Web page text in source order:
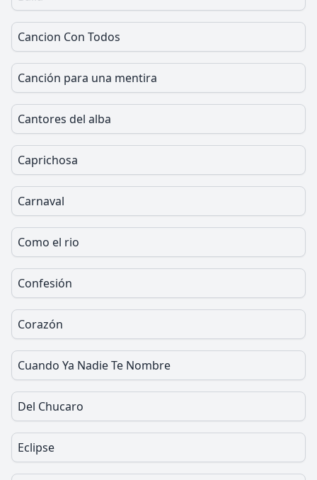
Cancion Con Todos
Canción para una mentira
Cantores del alba
Caprichosa
Carnaval
Como el rio
Confesión
Corazón
Cuando Ya Nadie Te Nombre
Del Chucaro
Eclipse